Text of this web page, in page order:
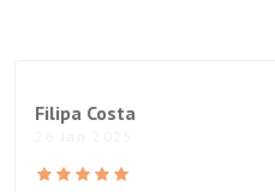
Filipa Costa